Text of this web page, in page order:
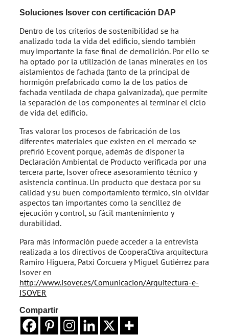
Soluciones Isover con certificación DAP
Dentro de los criterios de sostenibilidad se ha
analizado toda la vida del edificio, siendo también
muy importante la fase final de demolición. Por ello se
ha optado por la utilización de lanas minerales en los
aislamientos de fachada (tanto de la principal de
hormigón prefabricado como la de los patios de
fachada ventilada de chapa galvanizada), que permite
la separación de los componentes al terminar el ciclo
de vida del edificio.
Tras valorar los procesos de fabricación de los
diferentes materiales que existen en el mercado se
prefirió Ecovent porque, además de disponer la
Declaración Ambiental de Producto verificada por una
tercera parte, Isover ofrece asesoramiento técnico y
asistencia continua. Un producto que destaca por su
calidad y su buen comportamiento térmico, sin olvidar
aspectos tan importantes como la sencillez de
ejecución y control, su fácil mantenimiento y
durabilidad.
Para más información puede acceder a la entrevista
realizada a los directivos de CooperaCtiva arquitectura
Ramiro Higuera, Patxi Corcuera y Miguel Gutiérrez para
Isover en
http://www.isover.es/Comunicacion/Arquitectura-e-
ISOVER
Compartir